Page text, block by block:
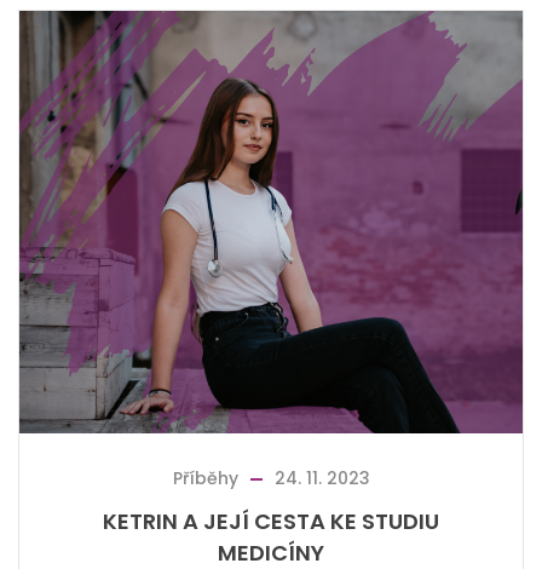
Příběhy 24. 11. 2023
KETRIN A JEJÍ CESTA KE STUDIU
MEDICÍNY